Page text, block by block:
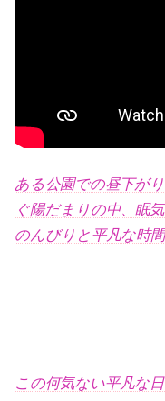
ある公園での昼下が
ぐ陽だまりの中、眠
のんびりと平凡な時
この何気ない平凡な